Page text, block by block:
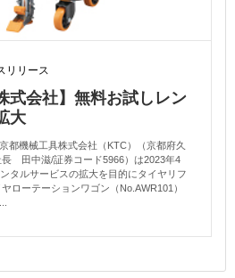
リリース
式会社】無料お試しレン
大
都機械工具株式会社（KTC）（京都府久
長 田中滋/証券コード5966）は2023年4
タルサービスの拡大を目的にタイヤリフ
ローテーションワゴン（No.AWR101）